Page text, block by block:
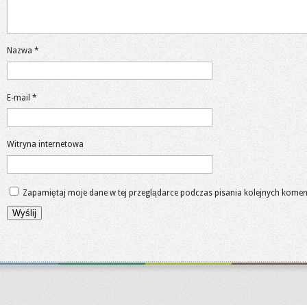
Nazwa *
E-mail *
Witryna internetowa
Zapamiętaj moje dane w tej przeglądarce podczas pisania kolejnych